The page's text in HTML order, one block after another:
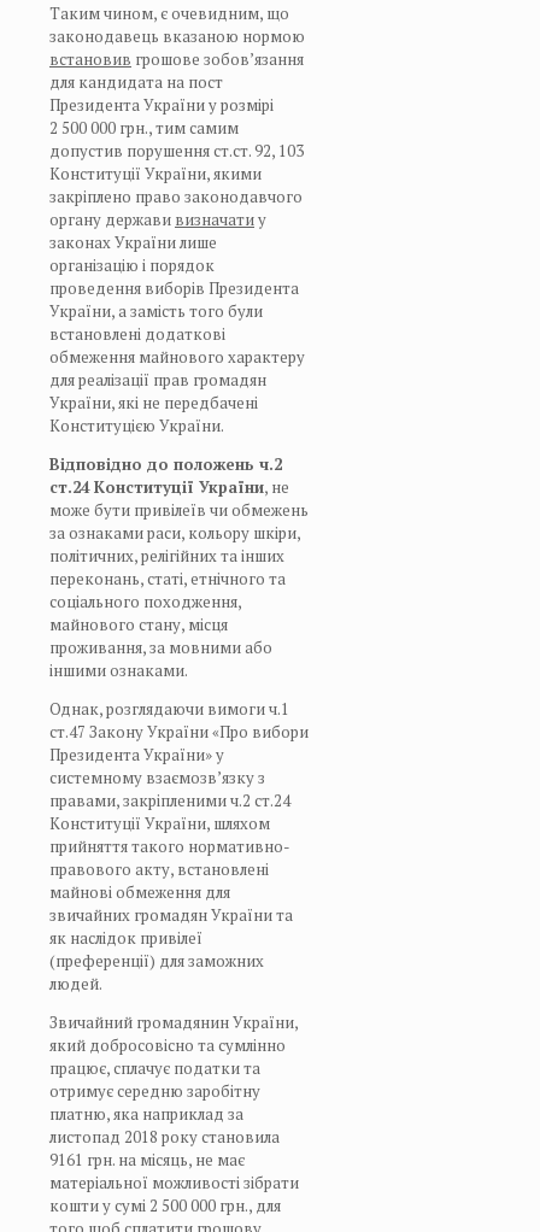
Таким чином, є очевидним, що
законодавець вказаною нормою
встановив грошове зобов’язання
для кандидата на пост
Президента України у розмірі
2 500 000 грн., тим самим
допустив порушення ст.ст. 92, 103
Конституції України, якими
закріплено право законодавчого
органу держави визначатиу
законах України лише
організацію і порядок
проведення виборів Президента
України, а замість того були
встановлені додаткові
обмеження майнового характеру
для реалізації прав громадян
України, які не передбачені
Конституцією України.
Відповідно до положень ч.2
ст.24 Конституції України, не
може бути привілеїв чи обмежень
за ознаками раси, кольору шкіри,
політичних, релігійних та інших
переконань, статі, етнічного та
соціального походження,
майнового стану, місця
проживання, за мовними або
іншими ознаками.
Однак, розглядаючи вимоги ч.1
ст.47 Закону України «Про вибори
Президента України» у
системному взаємозв’язку з
правами, закріпленими ч.2 ст.24
Конституції України, шляхом
прийняття такого нормативно-
правового акту, встановлені
майнові обмеження для
звичайних громадян України та
як наслідок привілеї
(преференції) для заможних
людей.
Звичайний громадянин України,
який добросовісно та сумлінно
працює, сплачує податки та
отримує середню заробітну
платню, яка наприклад за
листопад 2018 року становила
9161 грн. на місяць, не має
матеріальної можливості зібрати
кошти у сумі 2 500 000 грн., для